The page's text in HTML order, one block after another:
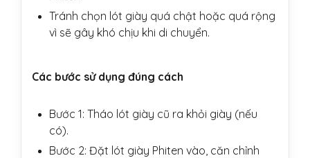
Tránh chọn lót giày quá chật hoặc quá rộng
vì sẽ gây khó chịu khi di chuyển.
Các bước sử dụng đúng cách
Bước 1: Tháo lót giày cũ ra khỏi giày (nếu
có).
Bước 2: Đặt lót giày Phiten vào, căn chỉnh